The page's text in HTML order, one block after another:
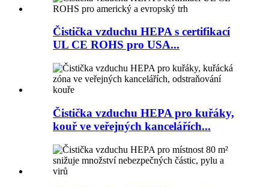
Čistička vzduchu HEPA s certifikací
UL CE ROHS pro USA...
Čistička vzduchu HEPA pro kuřáky,
kouř ve veřejných kancelářích...